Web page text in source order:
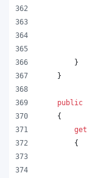
}
}
public
{
get
{